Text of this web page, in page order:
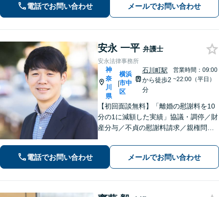
実績あり。人生の再出発を全力で応援
いたします【借金問題】状況を整理
電話でお問い合わせ メールでお問い合わせ
安永 一平 弁護士
安永法律事務所
神
奈
川
県
|
横浜
市中
区
石川町駅
から徒歩2
分
営業時間：09:00
~22:00（平日）
【初回面談無料】「離婚の慰謝料を10
分の1に減額した実績」協議・調停／財
産分与／不貞の慰謝料請求／親権問題
ーの顧問経験豊富」土地・建物の明渡
しや賃料回収など幅広くサポート【夜
間・休日面談可】【電話相談対応】
電話でお問い合わせ メールでお問い合わせ